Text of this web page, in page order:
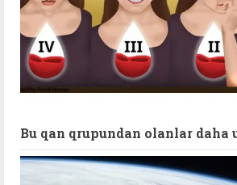
Bu qan qrupundan olanlar daha